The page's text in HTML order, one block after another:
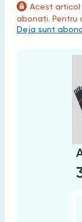
Acest
abonați. Pentru
Deja sunt